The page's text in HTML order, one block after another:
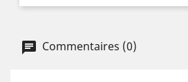
Commentaires (0)